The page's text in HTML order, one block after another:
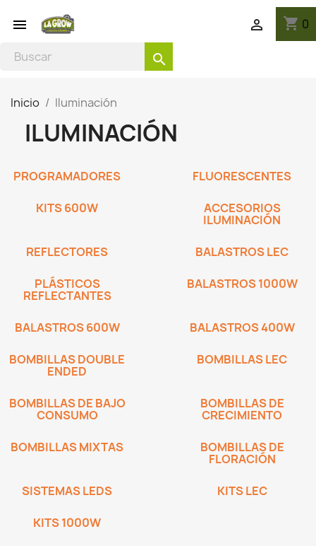
 shopping_cart 0

search
Inicio Iluminación
ILUMINACIÓN
PROGRAMADORES FLUORESCENTES
KITS 600W ACCESORIOS
ILUMINACIÓN
REFLECTORES BALASTROS LEC
PLÁSTICOS
REFLECTANTES
BALASTROS 1000W
BALASTROS 600W BALASTROS 400W
BOMBILLAS DOUBLE
ENDED
BOMBILLAS LEC
BOMBILLAS DE BAJO
CONSUMO
BOMBILLAS DE
CRECIMIENTO
BOMBILLAS MIXTAS BOMBILLAS DE
FLORACIÓN
SISTEMAS LEDS KITS LEC
KITS 1000W